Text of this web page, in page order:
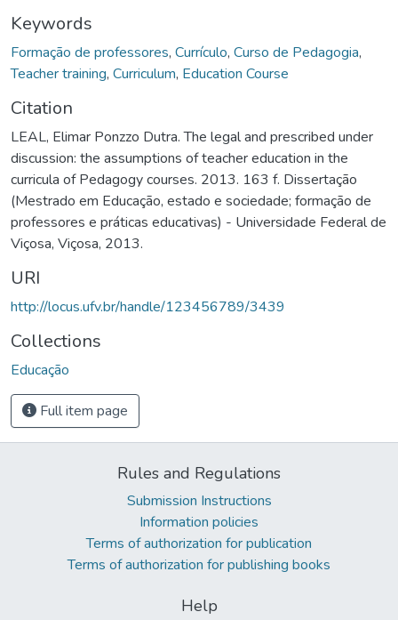
Keywords
Formação de professores, Currículo, Curso de Pedagogia,
Teacher training, Curriculum, Education Course
Citation
LEAL, Elimar Ponzzo Dutra. The legal and prescribed under
discussion: the assumptions of teacher education in the
curricula of Pedagogy courses. 2013. 163 f. Dissertação
(Mestrado em Educação, estado e sociedade; formação de
professores e práticas educativas) - Universidade Federal de
Viçosa, Viçosa, 2013.
URI
http://locus.ufv.br/handle/123456789/3439
Collections
Educação
Full item page
Rules and Regulations
Submission Instructions
Information policies
Terms of authorization for publication
Terms of authorization for publishing books
Help